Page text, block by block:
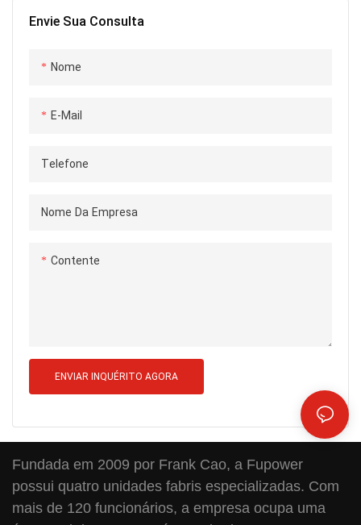
Envie Sua Consulta
Nome
E-Mail
Telefone
Nome Da Empresa
Contente
ENVIAR INQUÉRITO AGORA
Fundada em 2009 por Frank Cao, a Fupower
possui quatro unidades fabris especializadas. Com
mais de 120 funcionários, a empresa ocupa uma